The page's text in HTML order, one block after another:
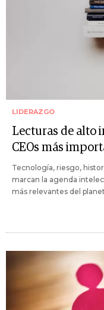
LIDERAZGO
Lecturas de alto
CEOs más
Tecnología, riesgo,
marcan la agenda
más relevantes del